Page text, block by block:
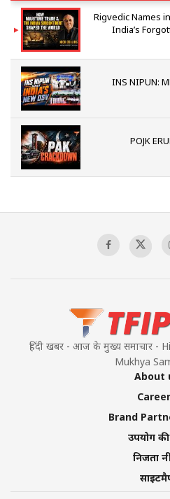
Rigvedic Names
India’s
INS NIPUN:
POJK
हिंदी खबर - आज के मुख्य समाचार -
Mukhya
About
Brand
उपयोग की
निजता